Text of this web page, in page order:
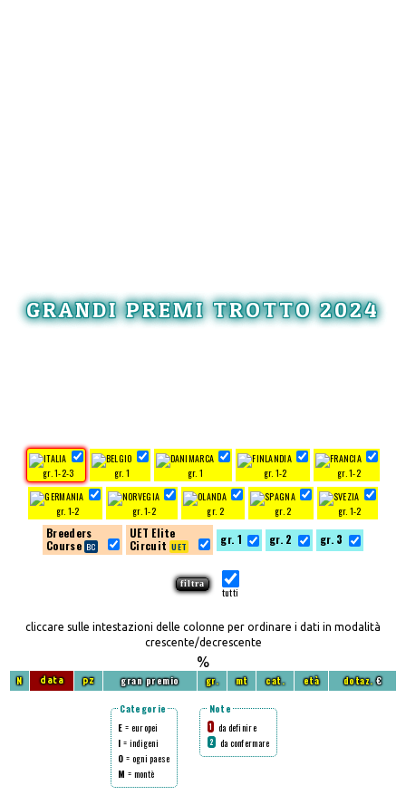
GRANDI PREMI TROTTO 2024
gr. 1-2-3 gr. 1 gr. 1 gr. 1-2 gr. 1-2
gr. 1-2 gr. 1-2 gr. 2 gr. 2 gr. 1-2
Breeders
Course
UET Elite
Circuit
gr. 1 gr. 2 gr. 3
tutti
cliccare sulle intestazioni delle colonne per ordinare i dati in modalità
crescente/decrescente
%
N data pz gran premio gr. mt cat. età dotaz.€
Categorie
E = europei
I = indigeni
O = ogni paese
M = montè
Note
1 da definire
2 da confermare